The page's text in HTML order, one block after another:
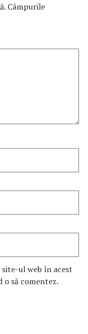
Câmpurile
ul web în acest
să comentez.